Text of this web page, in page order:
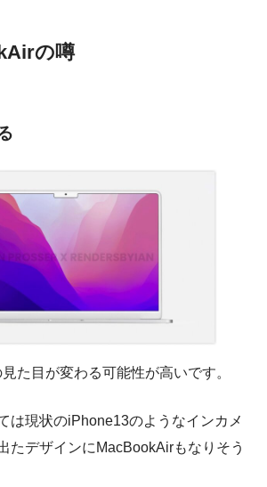
の噂
た目が変わる可能性が高いです。
は現状のiPhone13のようなインカメ
たデザインにMacBookAirもなりそう